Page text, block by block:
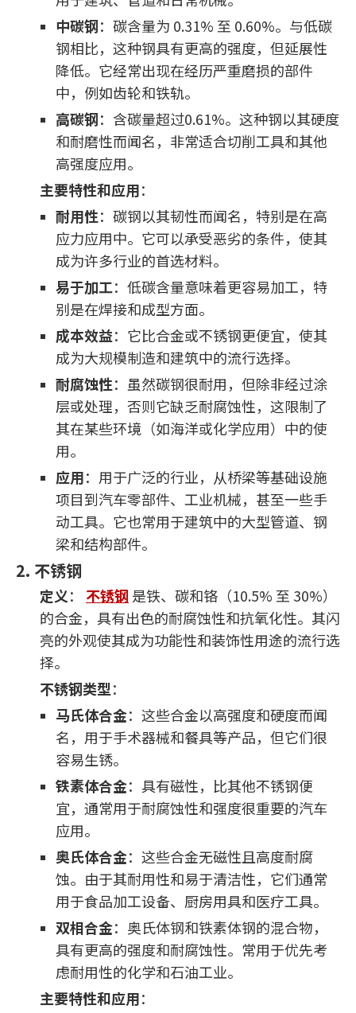
中碳钢：碳含量为 0.31% 至 0.60%。与低碳
钢相比，这种钢具有更高的强度，但延展性
降低。它经常出现在经历严重磨损的部件
中，例如齿轮和铁轨。
高碳钢：含碳量超过0.61%。这种钢以其硬度
和耐磨性而闻名，非常适合切削工具和其他
高强度应用。
主要特性和应用：
耐用性：碳钢以其韧性而闻名，特别是在高
应力应用中。它可以承受恶劣的条件，使其
成为许多行业的首选材​​料。
易于加工：低碳含量意味着更容易加工，特
别是在焊接和成型方面。
成本效益：它比合金或不锈钢更便宜，使其
成为大规模制造和建筑中的流行选择。
耐腐蚀性：虽然碳钢很耐用，但除非经过涂
层或处理，否则它缺乏耐腐蚀性，这限制了
其在某些环境（如海洋或化学应用）中的使
用。
应用：用于广泛的行业，从桥梁等基础设施
项目到汽车零部件、工业机械，甚至一些手
动工具。它也常用于建筑中的大型管道、钢
梁和结构部件。
2. 不锈钢
定义： 不锈钢 是铁、碳和铬（10.5% 至 30%）
的合金，具有出色的耐腐蚀性和抗氧化性。其闪
亮的外观使其成为功能性和装饰性用途的流行选
择。
不锈钢类型：
马氏体合金：这些合金以高强度和硬度而闻
名，用于手术器械和餐具等产品，但它们很
容易生锈。
铁素体合金：具有磁性，比其他不锈钢便
宜，通常用于耐腐蚀性和强度很重要的汽车
应用。
奥氏体合金：这些合金无磁性且高度耐腐
蚀。由于其耐用性和易于清洁性，它们通常
用于食品加工设备、厨房用具和医疗工具。
双相合金：奥氏体钢和铁素体钢的混合物，
具有更高的强度和耐腐蚀性。常用于优先考
虑耐用性的化学和石油工业。
主要特性和应用：